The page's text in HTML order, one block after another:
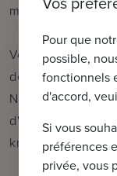
maison idéale.
Votre nouvelle
dès aujourd'hui
N'hésitez pas à
d'informations :
Pour que
possible,
fonctionnels
d'accord,
Si vous
préférences
privée, vous